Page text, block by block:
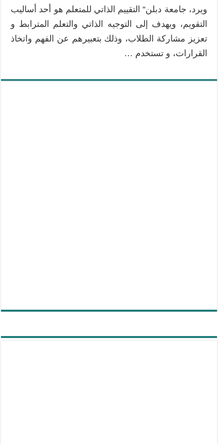
ويرد، جامعة دبلن“ التقييم الذاتي للمتعلم هو أحد أساليب
التقويم، ويهدف إلى التوجيه الذاتي والتعلم المترابط و
تعزيز مشاركة الطلاب، وذلك بتعبيرهم عن الفهم واتخاذ
القرارات، و تستخدم …